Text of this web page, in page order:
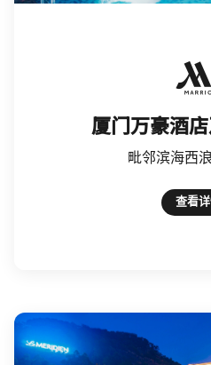
厦门万豪酒
毗邻滨海西
查看